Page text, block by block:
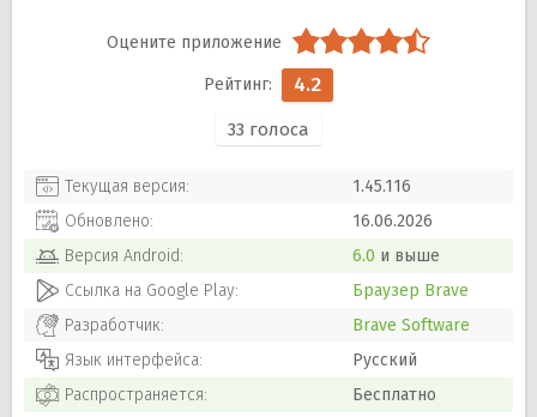
4.2
33 голоса
Текущая версия:
1.45.116
Обновлено:
16.06.2026
Версия Android: 6.0 и выше
Ссылка на Google Play:
Браузер Brave
Разработчик:
Brave Software
Язык интерфейса:
Русский
Распространяется:
Бесплатно